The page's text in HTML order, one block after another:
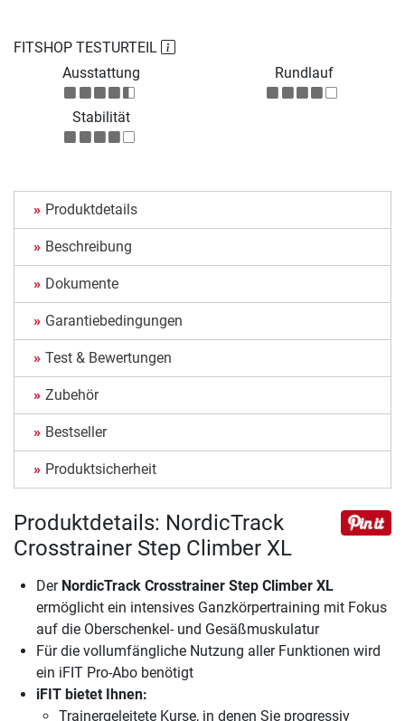
FITSHOP TESTURTEIL
Ausstattung
Rundlauf
Stabilität
Produktdetails
Beschreibung
Dokumente
Garantiebedingungen
Test & Bewertungen
Zubehör
Bestseller
Produktsicherheit
Produktdetails: NordicTrack
Crosstrainer Step Climber XL
Der NordicTrack Crosstrainer Step Climber XL
ermöglicht ein intensives Ganzkörpertraining mit Fokus
auf die Oberschenkel- und Gesäßmuskulatur
Für die vollumfängliche Nutzung aller Funktionen wird
ein iFIT Pro-Abo benötigt
iFIT bietet Ihnen:
Trainergeleitete Kurse, in denen Sie progressiv